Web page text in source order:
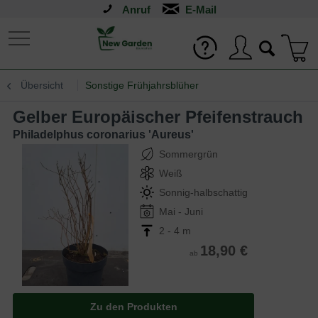
Anruf
Übersicht Sonstige Frühjahrsblüher
Gelber Europäischer Pfeifenstrauch
Philadelphus coronarius 'Aureus'
Sommergrün
Weiß
Sonnig-halbschattig
Mai - Juni
2 - 4 m
ab 18,90 €
Zu den Produkten